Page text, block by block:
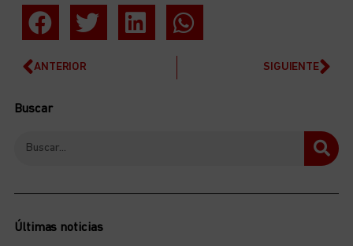
ANTERIOR SIGUIENTE
Buscar
Últimas noticias